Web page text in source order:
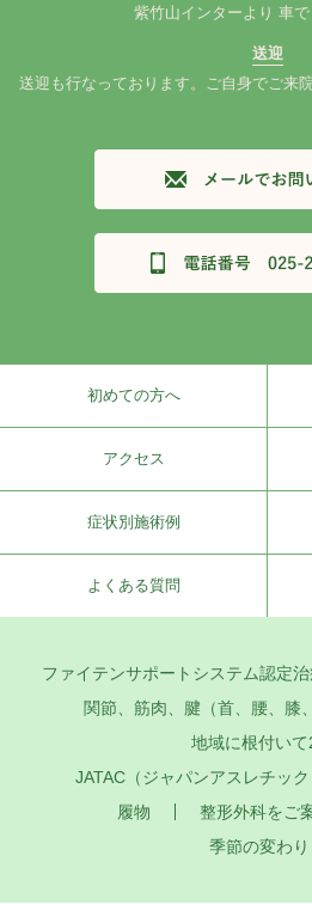
紫竹山インターより 車
送迎
送迎も行なっております。ご自身でご来
初めての方へ
アクセス
症状別施術例
よくある質問
ファイテンサポートシステム認定
関節、筋肉、腱（首、腰、膝
地域に根付いて
JATAC（ジャパンアスレチック
履物
整形外科をご
季節の変わり